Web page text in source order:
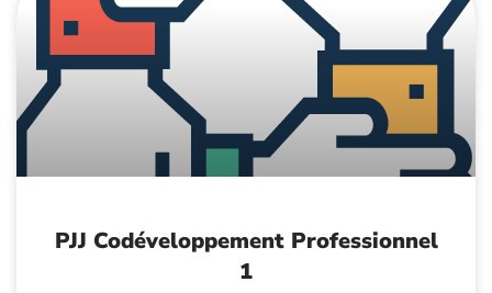
PJJ Codéveloppement Professionnel
1